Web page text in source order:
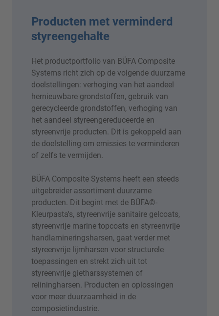
Producten met verminderd
styreengehalte
Het productportfolio van BÜFA Composite
Systems richt zich op de volgende duurzame
doelstellingen: verhoging van het aandeel
hernieuwbare grondstoffen, gebruik van
gerecycleerde grondstoffen, verhoging van
het aandeel styreengereduceerde en
styreenvrije producten. Dit is gekoppeld aan
de doelstelling om emissies te verminderen
of zelfs te vermijden.
BÜFA Composite Systems heeft een steeds
uitgebreider assortiment duurzame
producten. Dit begint met de BÜFA©-
Kleurpasta's, styreenvrije sanitaire gelcoats,
styreenvrije marine topcoats en styreenvrije
handlamineringsharsen, gaat verder met
styreenvrije lijmharsen voor structurele
toepassingen en strekt zich uit tot
styreenvrije gietharssystemen of
reliningharsen. Producten en oplossingen
voor meer duurzaamheid in de
composietindustrie.